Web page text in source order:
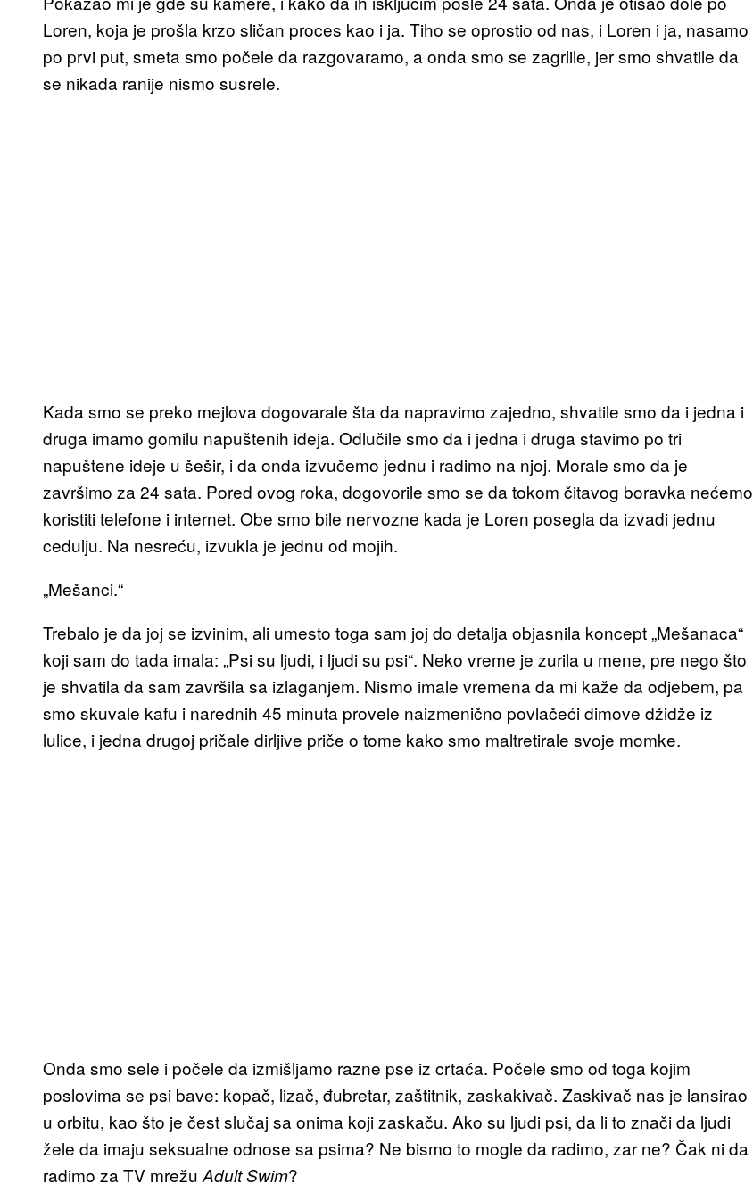
Loren, koja je prošla krzo sličan proces kao i ja. Tiho se oprostio od nas, i Loren i ja, nasamo
po prvi put, smeta smo počele da razgovaramo, a onda smo se zagrlile, jer smo shvatile da
se nikada ranije nismo susrele.
Kada smo se preko mejlova dogovarale šta da napravimo zajedno, shvatile smo da i jedna i
druga imamo gomilu napuštenih ideja. Odlučile smo da i jedna i druga stavimo po tri
napuštene ideje u šešir, i da onda izvučemo jednu i radimo na njoj. Morale smo da je
završimo za 24 sata. Pored ovog roka, dogovorile smo se da tokom čitavog boravka nećemo
koristiti telefone i internet. Obe smo bile nervozne kada je Loren posegla da izvadi jednu
cedulju. Na nesreću, izvukla je jednu od mojih.
„Mešanci.“
Trebalo je da joj se izvinim, ali umesto toga sam joj do detalja objasnila koncept „Mešanaca“
koji sam do tada imala: „Psi su ljudi, i ljudi su psi“. Neko vreme je zurila u mene, pre nego što
je shvatila da sam završila sa izlaganjem. Nismo imale vremena da mi kaže da odjebem, pa
smo skuvale kafu i narednih 45 minuta provele naizmenično povlačeći dimove džidže iz
lulice, i jedna drugoj pričale dirljive priče o tome kako smo maltretirale svoje momke.
Onda smo sele i počele da izmišljamo razne pse iz crtaća. Počele smo od toga kojim
poslovima se psi bave: kopač, lizač, đubretar, zaštitnik, zaskakivač. Zaskivač nas je lansirao
u orbitu, kao što je čest slučaj sa onima koji zaskaču. Ako su ljudi psi, da li to znači da ljudi
žele da imaju seksualne odnose sa psima? Ne bismo to mogle da radimo, zar ne? Čak ni da
radimo za TV mrežu Adult Swim?